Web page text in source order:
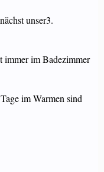
unser3.
immer im Badezimmer
im Warmen sind